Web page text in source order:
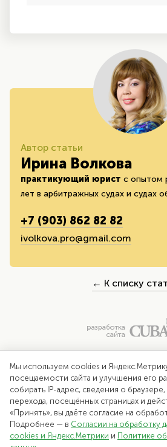
Автор статьи
Ирина Волкова
практикующий юрист с опытом
лет в арбитражных судах и судах
+7 (903) 862 82 82
ivolkova.pro@gmail.com
← К списку
Мы используем cookies и Яндекс.Метрику
посещаемости сайта и улучшения его
собирать IP-адрес, сведения о
перехода, посещённых страницах и
«Принять», вы даёте согласие на
Подробнее — в Согласии на обработку
cookies и Яндекс.Метрики и Политике